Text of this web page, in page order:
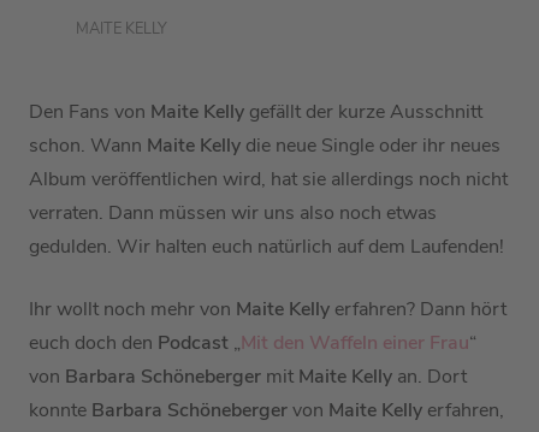
MAITE KELLY
Den Fans von Maite Kelly gefällt der kurze Ausschnitt
schon. Wann Maite Kelly die neue Single oder ihr neues
Album veröffentlichen wird, hat sie allerdings noch nicht
verraten. Dann müssen wir uns also noch etwas
gedulden. Wir halten euch natürlich auf dem Laufenden!
Ihr wollt noch mehr von Maite Kelly erfahren? Dann hört
euch doch den Podcast „Mit den Waffeln einer Frau“
von Barbara Schöneberger mit Maite Kelly an. Dort
konnte Barbara Schönebergervon Maite Kelly erfahren,